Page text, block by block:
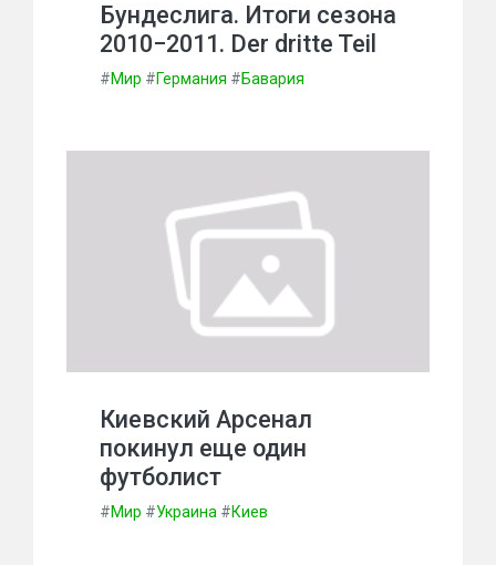
Бундеслига. Итоги сезона
2010−2011. Der dritte Teil
#Мир #Германия #Бавария
Киевский Арсенал
покинул еще один
футболист
#Мир #Украина #Киев